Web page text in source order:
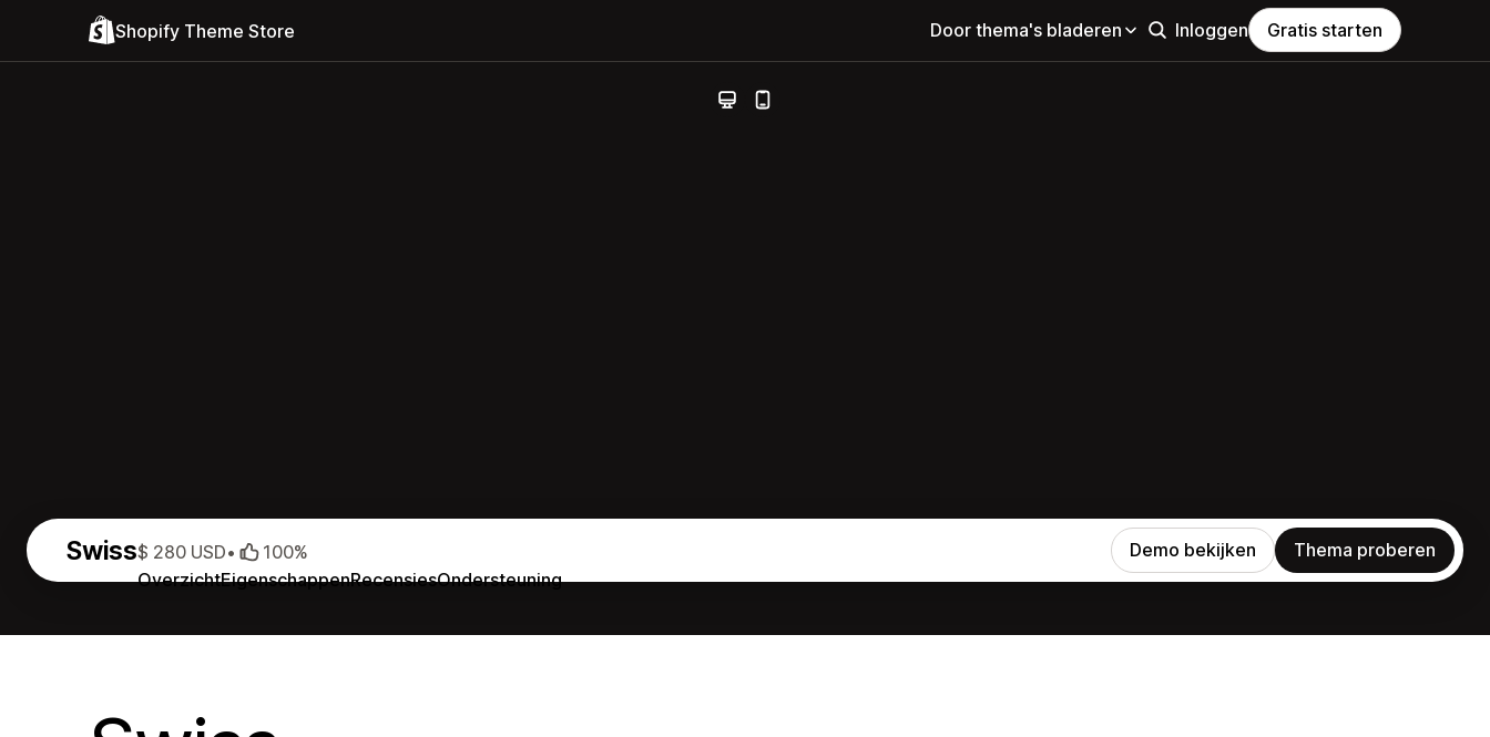
Shopify Theme Store Door thema's bladeren Inloggen Gratis starten
Swiss
OverzichtEigenschappenRecensiesOndersteuning
$ 280 USD• 100% Demo bekijken Thema proberen